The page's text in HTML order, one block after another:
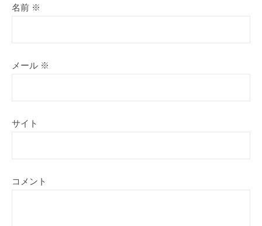
名前 ※
メール ※
サイト
コメント